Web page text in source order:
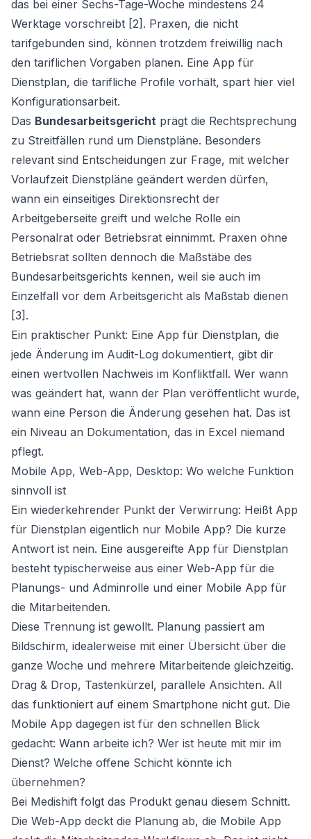
das bei einer Sechs-Tage-Woche mindestens 24
Werktage vorschreibt [2]. Praxen, die nicht
tarifgebunden sind, können trotzdem freiwillig nach
den tariflichen Vorgaben planen. Eine App für
Dienstplan, die tarifliche Profile vorhält, spart hier viel
Konfigurationsarbeit.
Das Bundesarbeitsgericht prägt die Rechtsprechung
zu Streitfällen rund um Dienstpläne. Besonders
relevant sind Entscheidungen zur Frage, mit welcher
Vorlaufzeit Dienstpläne geändert werden dürfen,
wann ein einseitiges Direktionsrecht der
Arbeitgeberseite greift und welche Rolle ein
Personalrat oder Betriebsrat einnimmt. Praxen ohne
Betriebsrat sollten dennoch die Maßstäbe des
Bundesarbeitsgerichts kennen, weil sie auch im
Einzelfall vor dem Arbeitsgericht als Maßstab dienen
[3].
Ein praktischer Punkt: Eine App für Dienstplan, die
jede Änderung im Audit-Log dokumentiert, gibt dir
einen wertvollen Nachweis im Konfliktfall. Wer wann
was geändert hat, wann der Plan veröffentlicht wurde,
wann eine Person die Änderung gesehen hat. Das ist
ein Niveau an Dokumentation, das in Excel niemand
pflegt.
Mobile App, Web-App, Desktop: Wo welche Funktion
sinnvoll ist
Ein wiederkehrender Punkt der Verwirrung: Heißt App
für Dienstplan eigentlich nur Mobile App? Die kurze
Antwort ist nein. Eine ausgereifte App für Dienstplan
besteht typischerweise aus einer Web-App für die
Planungs- und Adminrolle und einer Mobile App für
die Mitarbeitenden.
Diese Trennung ist gewollt. Planung passiert am
Bildschirm, idealerweise mit einer Übersicht über die
ganze Woche und mehrere Mitarbeitende gleichzeitig.
Drag & Drop, Tastenkürzel, parallele Ansichten. All
das funktioniert auf einem Smartphone nicht gut. Die
Mobile App dagegen ist für den schnellen Blick
gedacht: Wann arbeite ich? Wer ist heute mit mir im
Dienst? Welche offene Schicht könnte ich
übernehmen?
Bei Medishift folgt das Produkt genau diesem Schnitt.
Die Web-App deckt die Planung ab, die Mobile App